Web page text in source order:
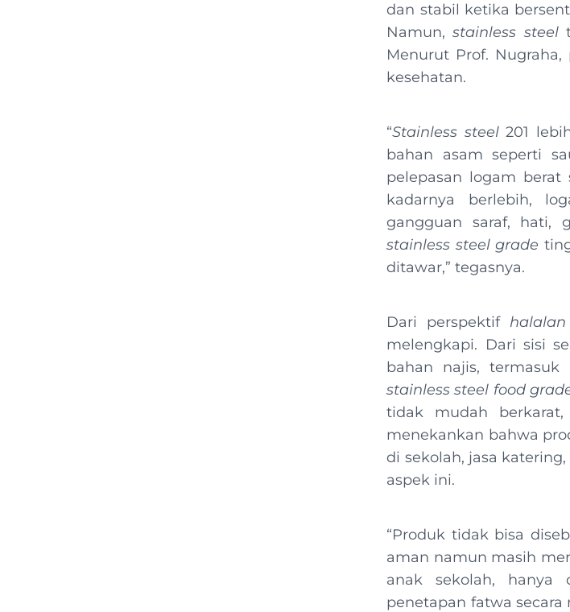
dan stabil ketika
Namun,stainless steel
Menurut Prof.
kesehatan.
“Stainless steel201
bahan asam seperti
pelepasan logam
kadarnya berlebih,
gangguan saraf, hati,
stainless steel grade
ditawar,” tegasnya.
Dari perspektif
melengkapi. Dari sisi
bahan najis,
stainless steel food
tidak mudah
menekankan bahwa
di sekolah, jasa
aspek ini.
“Produk tidak bisa
aman namun masih
anak sekolah, hanya
penetapan fatwa